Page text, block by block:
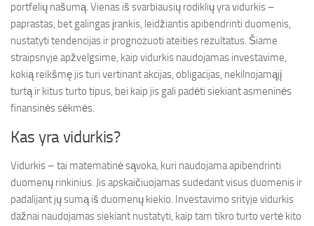
portfelių našumą. Vienas iš svarbiausių rodiklių yra vidurkis –
paprastas, bet galingas įrankis, leidžiantis apibendrinti duomenis,
nustatyti tendencijas ir prognozuoti ateities rezultatus. Šiame
straipsnyje apžvelgsime, kaip vidurkis naudojamas investavime,
kokią reikšmę jis turi vertinant akcijas, obligacijas, nekilnojamąjį
turtą ir kitus turto tipus, bei kaip jis gali padėti siekiant asmeninės
finansinės sėkmės.
Kas yra vidurkis?
Vidurkis – tai matematinė sąvoka, kuri naudojama apibendrinti
duomenų rinkinius. Jis apskaičiuojamas sudedant visus duomenis ir
padalijant jų sumą iš duomenų kiekio. Investavimo srityje vidurkis
dažnai naudojamas siekiant nustatyti, kaip tam tikro turto vertė kito